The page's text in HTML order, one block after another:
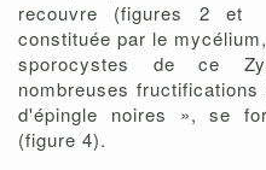
recouvre (figures 2 et
constituée par le
sporocystes de ce
nombreuses
d'épingle noires », se
(figure 4).